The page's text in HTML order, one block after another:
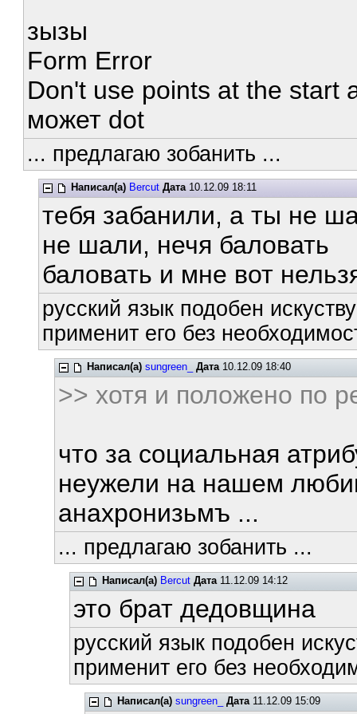
зызы
Form Error
Don't use points at the start
может dot
... предлагаю зобанить ...
Написал(а) Bercut Дата10.12.09 18:11
тебя забанили, а ты не
не шали, нечя баловать
баловать и мне вот
русский язык подобен
применит его без
Написал(а) sungreen_ Дата10.12.09 18:40
>> хотя и положено по
что за социальная
неужели на нашем
анахронизьмъ ...
... предлагаю зобанить ...
Написал(а) Bercut Дата11.12.09 14:12
это брат дедовщина
русский язык подобен
применит его без
Написал(а) sungreen_ Дата11.12.09 15:09